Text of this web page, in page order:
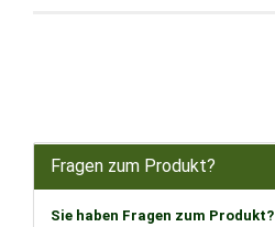
Fragen zum Produkt?
Sie haben Fragen zum Produkt?